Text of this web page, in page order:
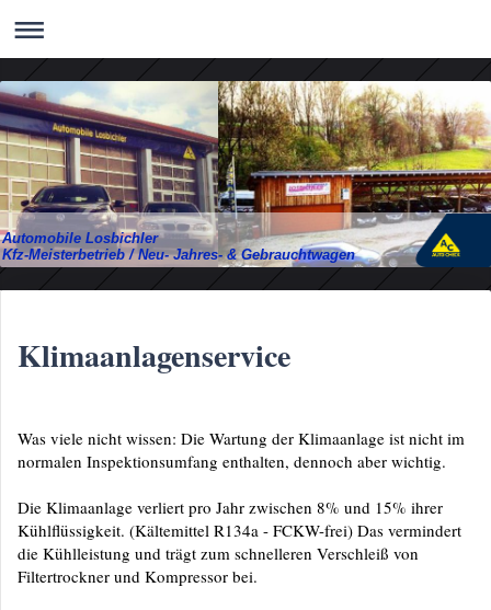
Automobile Losbichler
Kfz-Meisterbetrieb / Neu- Jahres- & Gebrauchtwagen
Klimaanlagenservice
Was viele nicht wissen: Die Wartung der Klimaanlage ist nicht im
normalen Inspektionsumfang enthalten, dennoch aber wichtig.
Die Klimaanlage verliert pro Jahr zwischen 8% und 15% ihrer
Kühlflüssigkeit. (Kältemittel R134a - FCKW-frei) Das vermindert
die Kühlleistung und trägt zum schnelleren Verschleiß von
Filtertrockner und Kompressor bei.